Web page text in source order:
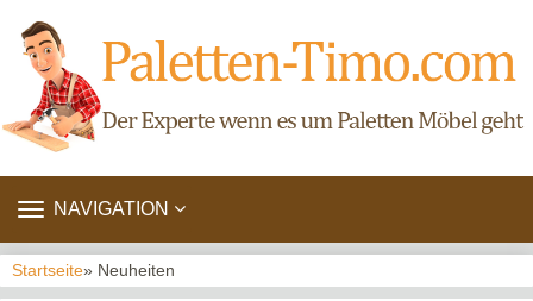
TOGGLE
NAVIGATION
Startseite» Neuheiten